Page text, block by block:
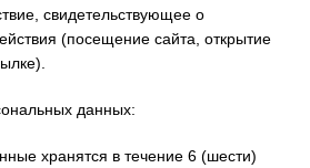
свидетельствующее о
(посещение сайта, открытие
данных:
хранятся в течение 6 (шести)